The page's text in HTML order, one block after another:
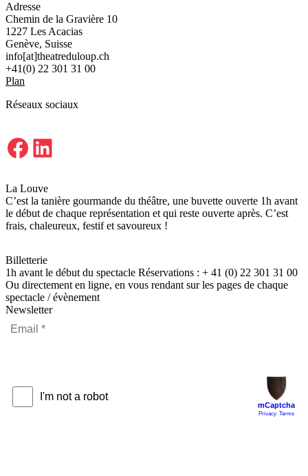
Adresse
Chemin de la Gravière 10
1227 Les Acacias
Genève, Suisse
info[at]theatreduloup.ch
+41(0) 22 301 31 00
Plan
Réseaux sociaux
Facebook LinkedIn
La Louve
C’est la tanière gourmande du théâtre, une buvette ouverte 1h avant
le début de chaque représentation et qui reste ouverte après. C’est
frais, chaleureux, festif et savoureux !
Billetterie
1h avant le début du spectacle Réservations : + 41 (0) 22 301 31 00
Ou directement en ligne, en vous rendant sur les pages de chaque
spectacle / évènement
Newsletter